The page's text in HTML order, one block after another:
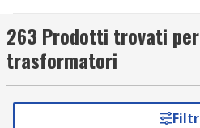
variare la tensione della
attraverso il circuito. Possono
utilizzati per l'assemblaggio a
dei veicoli) o in schede a
263 Prodotti trovati
trasformatori